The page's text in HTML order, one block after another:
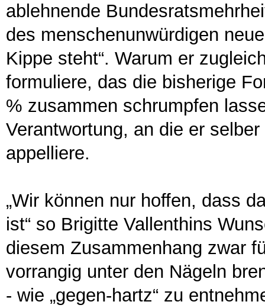
ablehnende
des menschenunwürdigen
Kippe steht“. Warum er
formuliere, das die bisherige
% zusammen schrumpfen
Verantwortung, an die er
appelliere.
„Wir können nur hoffen, dass
ist“ so Brigitte Vallenthins
diesem Zusammenhang zwar
vorrangig unter den Nägeln
- wie „gegen-hartz“ zu